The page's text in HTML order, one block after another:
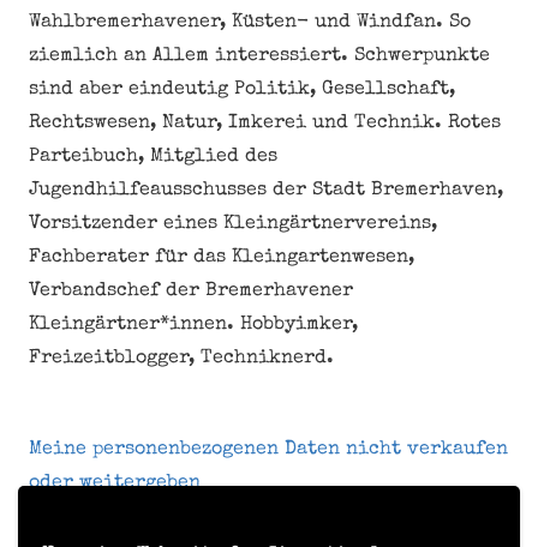
Wahlbremerhavener, Küsten- und Windfan. So
ziemlich an Allem interessiert. Schwerpunkte
sind aber eindeutig Politik, Gesellschaft,
Rechtswesen, Natur, Imkerei und Technik. Rotes
Parteibuch, Mitglied des
Jugendhilfeausschusses der Stadt Bremerhaven,
Vorsitzender eines Kleingärtnervereins,
Fachberater für das Kleingartenwesen,
Verbandschef der Bremerhavener
Kleingärtner*innen. Hobbyimker,
Freizeitblogger, Techniknerd.
Meine personenbezogenen Daten nicht verkaufen
oder weitergeben